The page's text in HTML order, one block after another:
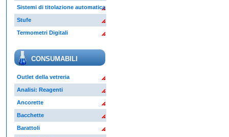
Sistemi di titolazione automatica
Stufe
Termometri Digitali
CONSUMABILI
Outlet della vetreria
Analisi: Reagenti
Ancorette
Bacchette
Barattoli